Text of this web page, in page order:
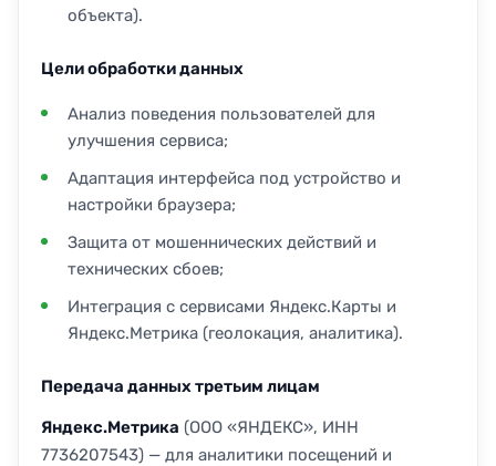
объекта).
Цели обработки данных
Анализ поведения пользователей для
улучшения сервиса;
Адаптация интерфейса под устройство и
настройки браузера;
Защита от мошеннических действий и
технических сбоев;
Интеграция с сервисами Яндекс.Карты и
Яндекс.Метрика (геолокация, аналитика).
Передача данных третьим лицам
Яндекс.Метрика (ООО «ЯНДЕКС», ИНН
7736207543) — для аналитики посещений и